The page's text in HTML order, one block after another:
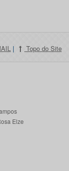
| Topo do Site
Elze